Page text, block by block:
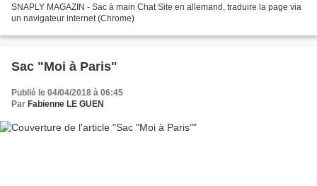
SNAPLY MAGAZIN - Sac à main Chat Site en allemand, traduire la page via
un navigateur internet (Chrome)
Sac "Moi à Paris"
Publié le 04/04/2018 à 06:45
Par Fabienne LE GUEN